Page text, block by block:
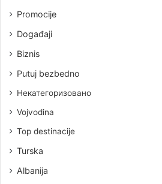
Promocije
Događaji
Biznis
Putuj bezbedno
Некатегоризовано
Vojvodina
Top destinacije
Turska
Albanija